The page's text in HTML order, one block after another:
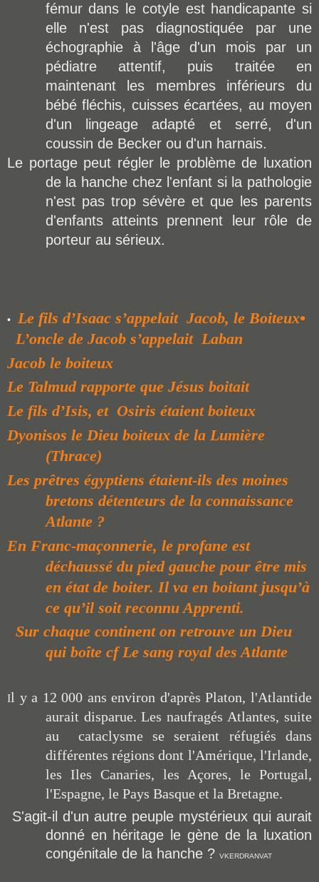
fémur dans le cotyle est handicapante si
elle n'est pas diagnostiquée par une
échographie à l'âge d'un mois par un
pédiatre attentif, puis traitée en
maintenant les membres inférieurs du
bébé fléchis, cuisses écartées, au moyen
d'un lingeage adapté et serré, d'un
coussin de Becker ou d'un harnais.
Le portage peut régler le problème de luxation
de la hanche chez l'enfant si la pathologie
n'est pas trop sévère et que les parents
d'enfants atteints prennent leur rôle de
porteur au sérieux.
• Le fils d’Isaac s’appelait Jacob, le Boiteux•
L’oncle de Jacob s’appelait Laban
Jacob le boiteux
Le Talmud rapporte que Jésus boitait
Le fils d’Isis, et Osiris étaient boiteux
Dyonisos le Dieu boiteux de la Lumière
(Thrace)
Les prêtres égyptiens étaient-ils des moines
bretons détenteurs de la connaissance
Atlante ?
En Franc-maçonnerie, le profane est
déchaussé du pied gauche pour être mis
en état de boiter. Il va en boitant jusqu’à
ce qu’il soit reconnu Apprenti.
Sur chaque continent on retrouve un Dieu
qui boîte cf Le sang royal des Atlante
Il y a 12 000 ans environ d'après Platon, l'Atlantide
aurait disparue. Les naufragés Atlantes, suite
au cataclysme se seraient réfugiés dans
différentes régions dont l'Amérique, l'Irlande,
les Iles Canaries, les Açores, le Portugal,
l'Espagne, le Pays Basque et la Bretagne.
S'agit-il d'un autre peuple mystérieux qui aurait
donné en héritage le gène de la luxation
congénitale de la hanche ? VKERDRANVAT